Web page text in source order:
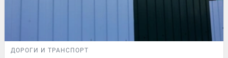
ДОРОГИ И ТРАНСПОРТ